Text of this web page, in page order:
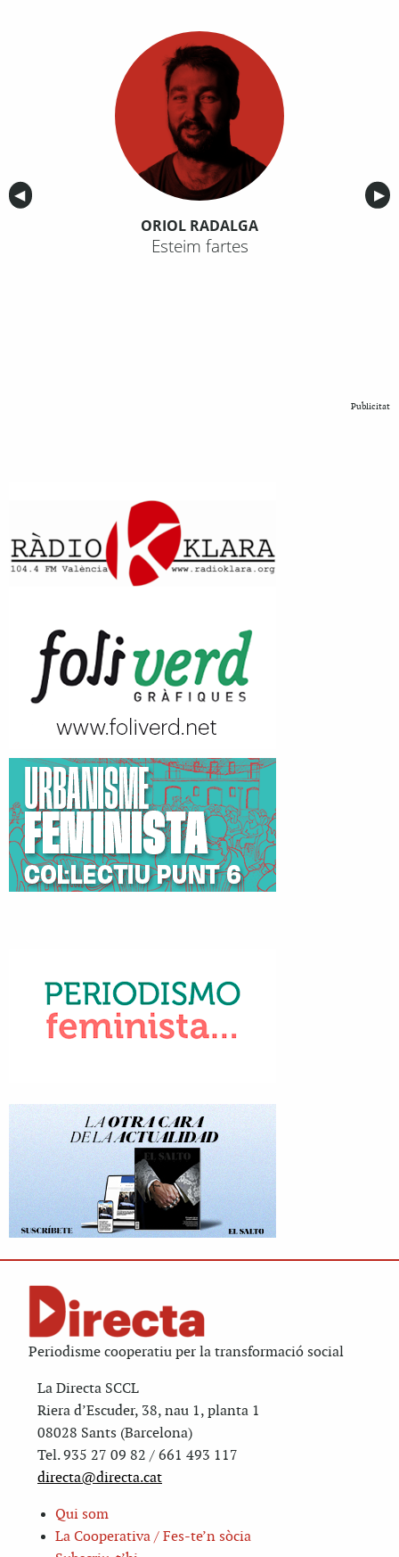
Anterior
◀︎ ▶︎
ORIOL RADALGA
Esteim fartes
Publicitat
Periodisme cooperatiu per la transformació social
La Directa SCCL
Riera d’Escuder, 38, nau 1, planta 1
08028 Sants (Barcelona)
Tel. 935 27 09 82 / 661 493 117
directa@directa.cat
Qui som
La Cooperativa / Fes-te’n sòcia